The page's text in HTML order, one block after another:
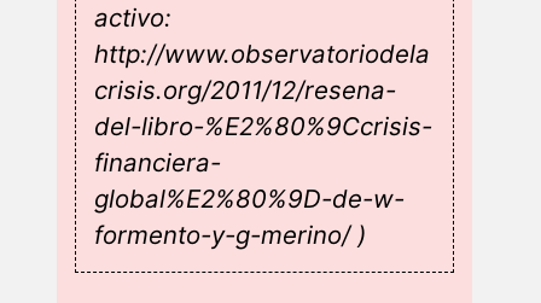
activo:
http://www.observatoriodela
crisis.org/2011/12/resena-
del-libro-%E2%80%9Ccrisis-
financiera-
global%E2%80%9D-de-w-
formento-y-g-merino/ )